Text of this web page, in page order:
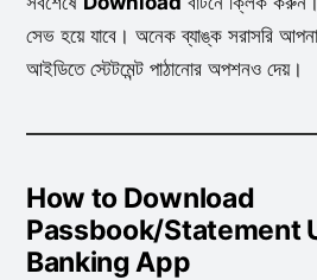
সেভ হয়ে যাবে। অনেক ব্যাঙ্ক সরাসরি
আইডিতে স্টেটমেন্ট পাঠানোর অপশনও দেয়।
How to Download
Passbook/Statement
Banking App